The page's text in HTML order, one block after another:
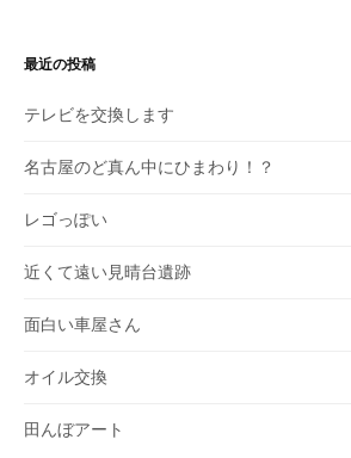
最近の投稿
テレビを交換します
名古屋のど真ん中にひまわり！？
レゴっぽい
近くて遠い見晴台遺跡
面白い車屋さん
オイル交換
田んぼアート